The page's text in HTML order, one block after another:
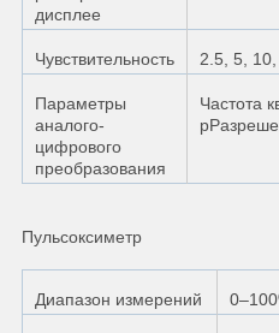
дисплее
Чувствительность 2.5, 5,
Параметры
аналого-
цифрового
преобразования
Частота
Пульсоксиметр
Диапазон измерений